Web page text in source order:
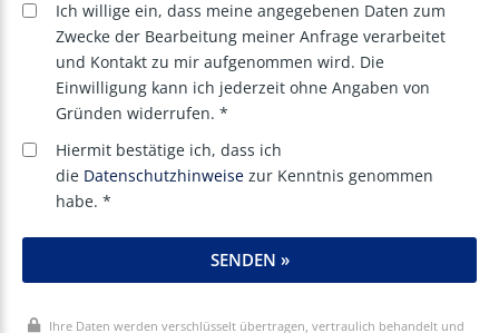
Ich willige ein, dass meine angegebenen Daten zum
Zwecke der Bearbeitung meiner Anfrage verarbeitet
und Kontakt zu mir aufgenommen wird. Die
Einwilligung kann ich jederzeit ohne Angaben von
Gründen widerrufen. *
Hiermit bestätige ich, dass ich
die Datenschutzhinweise zur Kenntnis genommen
habe. *
SENDEN »
Ihre Daten werden verschlüsselt übertragen, vertraulich behandelt und